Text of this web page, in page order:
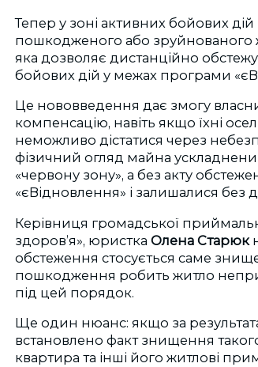
Тепер у зоні активних бойових
пошкодженого або зруйнованого
яка дозволяє дистанційно
бойових дій у межах програми
Це нововведення дає змогу
компенсацію, навіть якщо їхні
неможливо дістатися через
фізичний огляд майна
«червону зону», а без акту
«єВідновлення» і залишалися без
Керівниця громадської
здоровʼя», юристка Олена Старюк
обстеження стосується саме
пошкодження робить житло
під цей порядок.
Ще один нюанс: якщо за
встановлено факт знищення
квартира та інші його житлові